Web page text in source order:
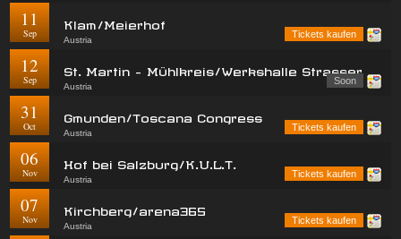
11
Sep
Klam/Meierhof
Austria
Tickets kaufen
12
Sep
St. Martin - Mühlkreis/Werkshalle Strasser
Austria
Soon
31
Oct
Gmunden/Toscana Congress
Austria
Tickets kaufen
06
Nov
Hof bei Salzburg/K.U.L.T.
Austria
Tickets kaufen
07
Nov
Kirchberg/arena365
Austria
Tickets kaufen